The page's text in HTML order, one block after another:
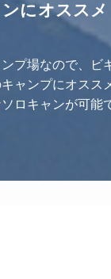
にオススメ
プ場なので、ビ
ャンプにオスス
ロキャンが可能